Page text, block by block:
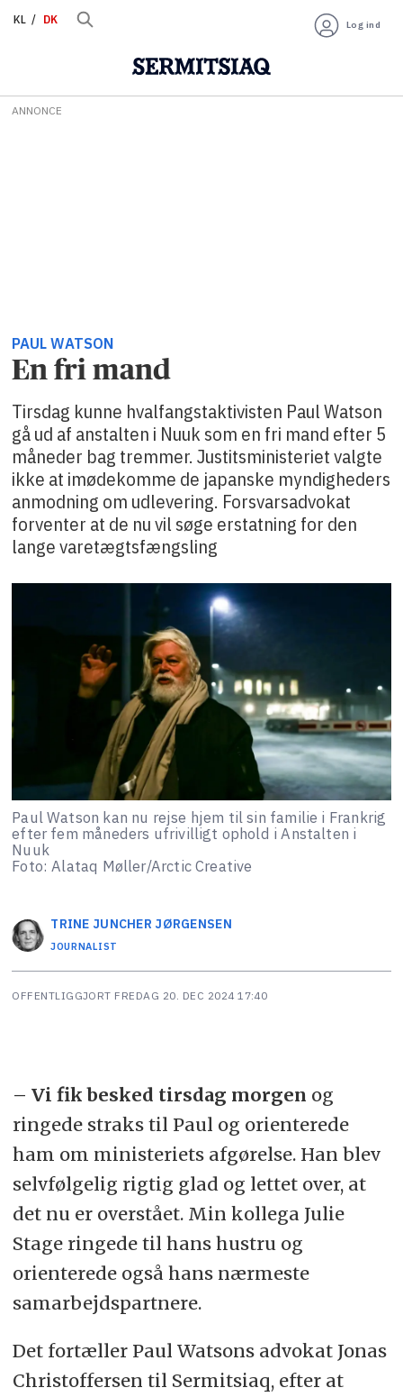
KL DK Log ind
ANNONCE
PAUL WATSON
En fri mand
Tirsdag kunne hvalfangstaktivisten Paul Watson
gå ud af anstalten i Nuuk som en fri mand efter 5
måneder bag tremmer. Justitsministeriet valgte
ikke at imødekomme de japanske myndigheders
anmodning om udlevering. Forsvarsadvokat
forventer at de nu vil søge erstatning for den
lange varetægtsfængsling
Paul Watson kan nu rejse hjem til sin familie i Frankrig
efter fem måneders ufrivilligt ophold i Anstalten i
Nuuk
Foto: Alataq Møller/Arctic Creative
TRINE JUNCHER JØRGENSEN
JOURNALIST
OFFENTLIGGJORT FREDAG 20. DEC 2024 17:40
– Vi fik besked tirsdag morgen og
ringede straks til Paul og orienterede
ham om ministeriets afgørelse. Han blev
selvfølgelig rigtig glad og lettet over, at
det nu er overstået. Min kollega Julie
Stage ringede til hans hustru og
orienterede også hans nærmeste
samarbejdspartnere.
Det fortæller Paul Watsons advokat Jonas
Christoffersen til Sermitsiaq, efter at